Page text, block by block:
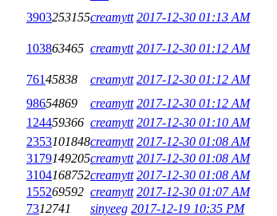
3903253155creamytt 2017-12-30 01:13 AM
103863465 creamytt 2017-12-30 01:12 AM
76145838 creamytt 2017-12-30 01:12 AM
98654869 creamytt 2017-12-30 01:12 AM
124459366 creamytt 2017-12-30 01:10 AM
2353101848creamytt 2017-12-30 01:08 AM
3179149205creamytt 2017-12-30 01:08 AM
3104168752creamytt 2017-12-30 01:08 AM
155269592 creamytt 2017-12-30 01:07 AM
7312741 sinyeeg 2017-12-19 10:35 PM